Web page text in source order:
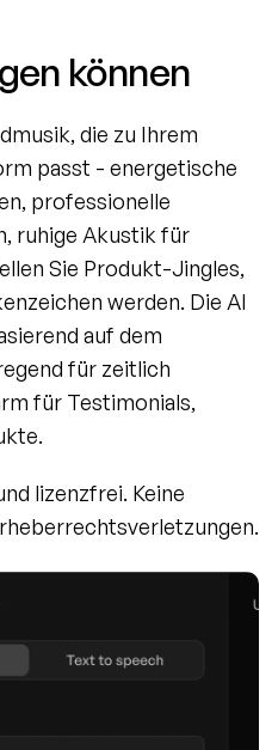
können
die zu Ihrem
passt - energetische
professionelle
ruhige Akustik für
Sie Produkt-Jingles,
werden. Die AI
auf dem
für zeitlich
für Testimonials,
lizenzfrei. Keine